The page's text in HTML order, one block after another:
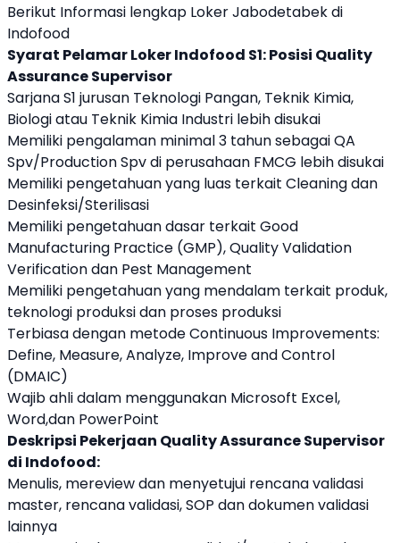
Berikut Informasi lengkap Loker Jabodetabek di
Indofood
Syarat Pelamar Loker Indofood S1: Posisi Quality
Assurance Supervisor
Sarjana S1 jurusan Teknologi Pangan, Teknik Kimia,
Biologi atau Teknik Kimia Industri lebih disukai
Memiliki pengalaman minimal 3 tahun sebagai QA
Spv/Production Spv di perusahaan FMCG lebih disukai
Memiliki pengetahuan yang luas terkait Cleaning dan
Desinfeksi/Sterilisasi
Memiliki pengetahuan dasar terkait Good
Manufacturing Practice (GMP), Quality Validation
Verification dan Pest Management
Memiliki pengetahuan yang mendalam terkait produk,
teknologi produksi dan proses produksi
Terbiasa dengan metode Continuous Improvements:
Define, Measure, Analyze, Improve and Control
(DMAIC)
Wajib ahli dalam menggunakan Microsoft Excel,
Word,dan PowerPoint
Deskripsi Pekerjaan Quality Assurance Supervisor
di Indofood:
Menulis, mereview dan menyetujui rencana validasi
master, rencana validasi, SOP dan dokumen validasi
lainnya